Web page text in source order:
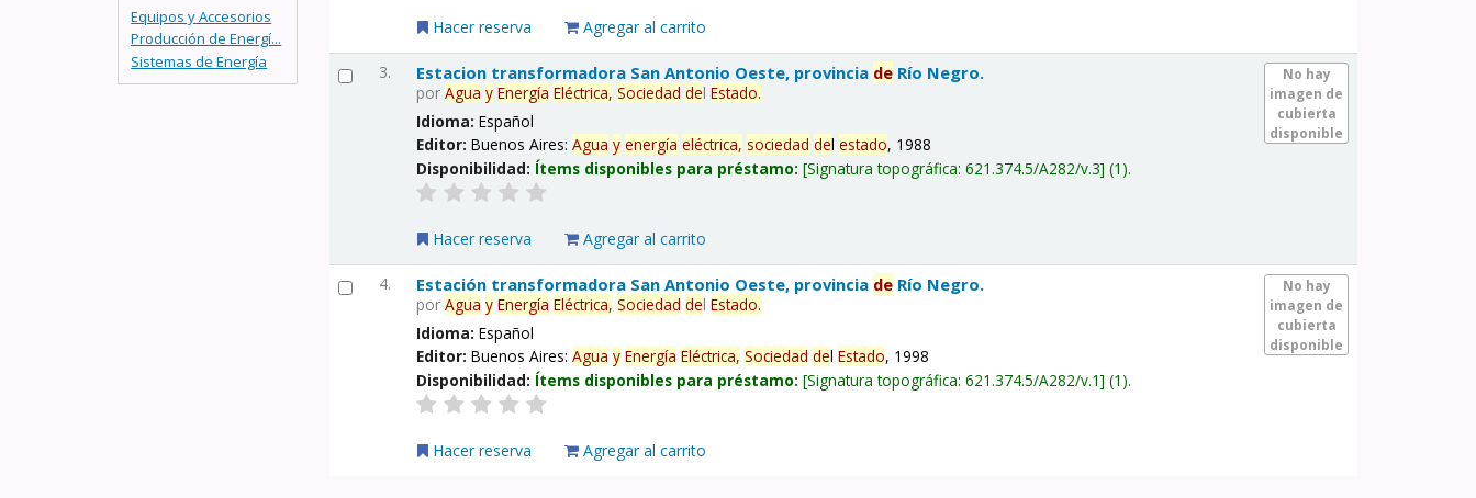
Equipos y Accesorios
Producción de Energí...
Sistemas de Energía
Hacer reserva Agregar al carrito
3.
No hay
imagen de
cubierta
disponible
Estacion transformadora San Antonio Oeste, provincia de Río Negro.
porAgua y Energía Eléctrica, Sociedad delEstado.
Idioma:Español
Editor:Buenos Aires:Agua y energía eléctrica, sociedad delestado, 1988
Disponibilidad: Ítems disponibles para préstamo: Signatura topográfica:621.374.5/A282/v.3 (1).
Hacer reserva Agregar al carrito
4.
No hay
imagen de
cubierta
disponible
Estación transformadora San Antonio Oeste, provincia de Río Negro.
porAgua y Energía Eléctrica, Sociedad delEstado.
Idioma:Español
Editor:Buenos Aires:Agua y Energía Eléctrica, Sociedad delEstado, 1998
Disponibilidad: Ítems disponibles para préstamo: Signatura topográfica:621.374.5/A282/v.1 (1).
Hacer reserva Agregar al carrito